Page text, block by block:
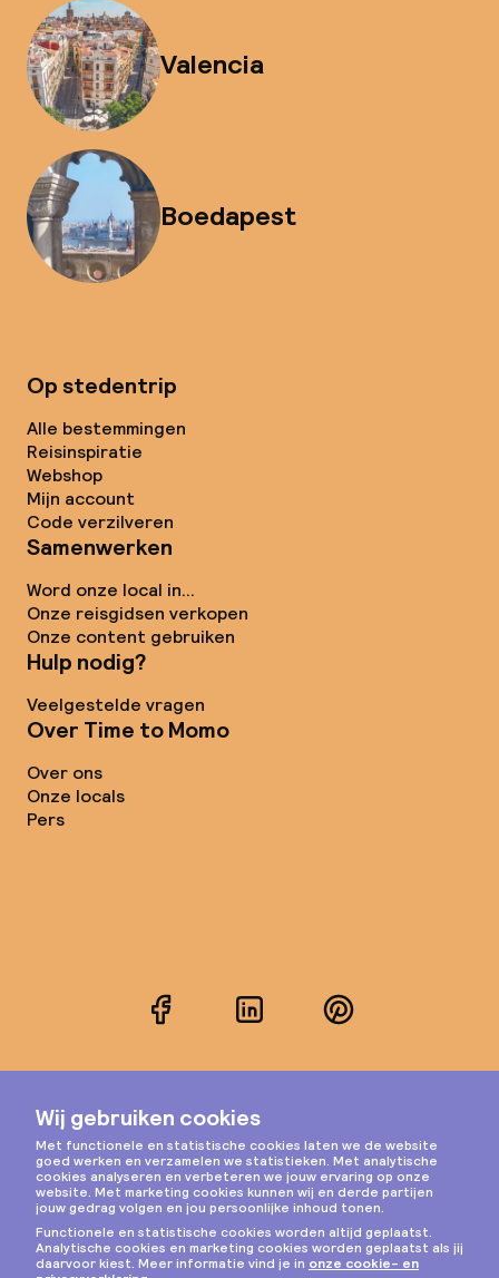
Valencia
Boedapest
Op stedentrip
Alle bestemmingen
Reisinspiratie
Webshop
Mijn account
Code verzilveren
Samenwerken
Word onze local in...
Onze reisgidsen verkopen
Onze content gebruiken
Hulp nodig?
Veelgestelde vragen
Over Time to Momo
Over ons
Onze locals
Pers
FacebookLinkedInPinterest
Instagram